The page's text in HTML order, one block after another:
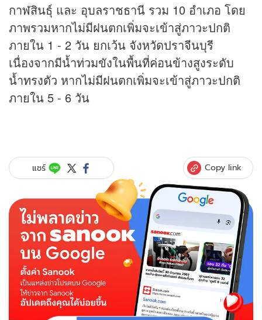
กาฬสินธุ์ และ อุบลราชธานี รวม 10 อำเภอ โดย
ภาพรวมหากไม่มีฝนตกเพิ่มจะเข้าสู่ภาวะปกติ
ภายใน 1 - 2 วัน ยกเว้น จังหวัดปราจีนบุรี
เนื่องจากมีน้ำท่วมขังในพื้นที่ค่อนข้างสูงระดับ
น้ำทรงตัว หากไม่มีฝนตกเพิ่มจะเข้าสู่ภาวะปกติ
ภายใน 5 - 6 วัน
แชร์ Copy link